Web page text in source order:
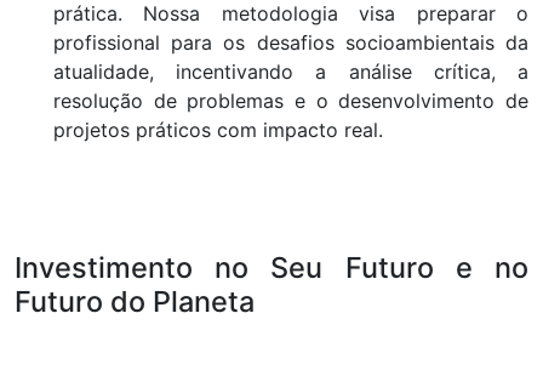
prática. Nossa metodologia visa preparar o
profissional para os desafios socioambientais da
atualidade, incentivando a análise crítica, a
resolução de problemas e o desenvolvimento de
projetos práticos com impacto real.
Investimento no Seu Futuro e no
Futuro do Planeta